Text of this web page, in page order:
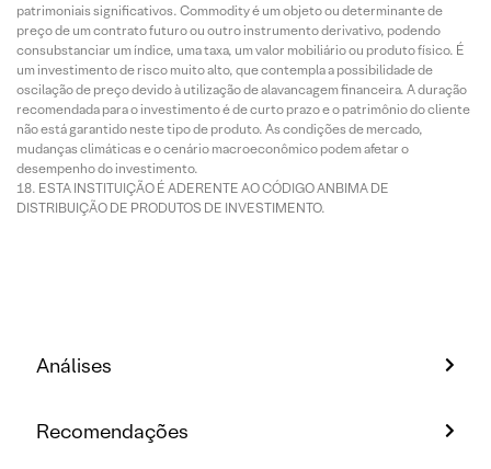
patrimoniais significativos. Commodity é um objeto ou determinante de
preço de um contrato futuro ou outro instrumento derivativo, podendo
consubstanciar um índice, uma taxa, um valor mobiliário ou produto físico. É
um investimento de risco muito alto, que contempla a possibilidade de
oscilação de preço devido à utilização de alavancagem financeira. A duração
recomendada para o investimento é de curto prazo e o patrimônio do cliente
não está garantido neste tipo de produto. As condições de mercado,
mudanças climáticas e o cenário macroeconômico podem afetar o
desempenho do investimento.
ESTA INSTITUIÇÃO É ADERENTE AO CÓDIGO ANBIMA DE
DISTRIBUIÇÃO DE PRODUTOS DE INVESTIMENTO.
Análises
Recomendações